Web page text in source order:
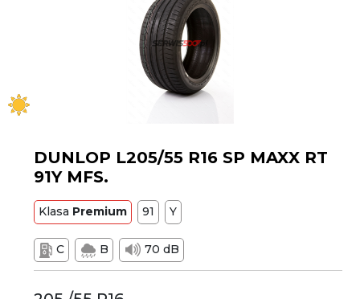
DUNLOP L205/55 R16 SP MAXX RT
91Y MFS.
Klasa Premium 91 Y
C B 70 dB